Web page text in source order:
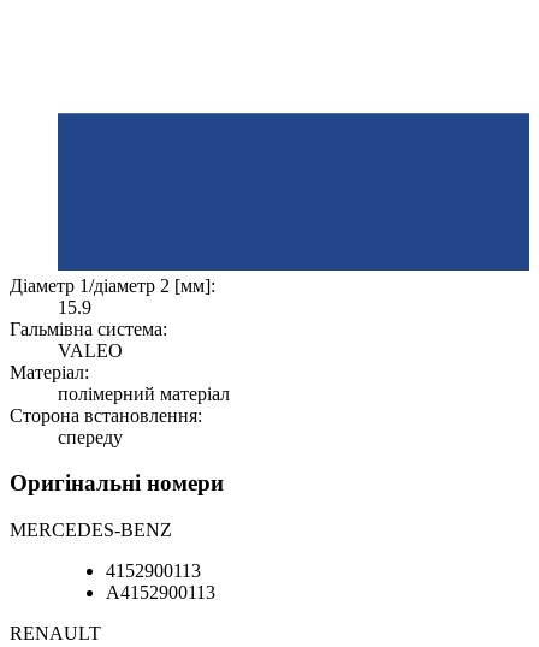
Діаметр 1/діаметр 2 [мм]:
15.9
Гальмівна система:
VALEO
Матеріал:
полімерний матеріал
Сторона встановлення:
спереду
Оригінальні номери
MERCEDES-BENZ
4152900113
A4152900113
RENAULT